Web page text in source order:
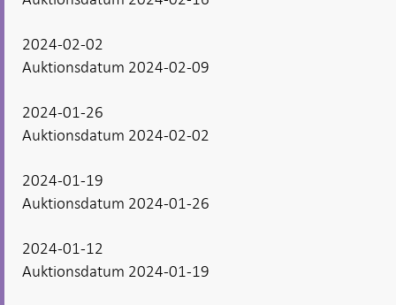
2024-02-02
Auktionsdatum 2024-02-09
2024-01-26
Auktionsdatum 2024-02-02
2024-01-19
Auktionsdatum 2024-01-26
2024-01-12
Auktionsdatum 2024-01-19